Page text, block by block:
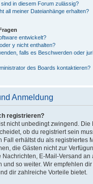
in diesem Forum zulässig?
all meiner Dateianhänge erhalten?
entwickelt?
y nicht enthalten?
falls es Beschwerden oder
des Boards kontaktieren?
Anmeldung
registrieren?
nicht unbedingt zwingend. Die
ob du registriert sein
Fall erhältst du als registriertes
die Gästen nicht zur
Nachrichten, E-Mail-Versand an
und so weiter. Wir empfehlen
dir zahlreiche Vorteile bietet.